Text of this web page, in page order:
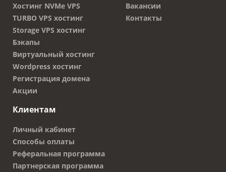
Хостинг NVMe VPS
TURBO VPS хостинг
Storage VPS хостинг
Бэкапы
Виртуальный хостинг
Wordpress хостинг
Регистрация домена
Акции
Вакансии
Контакты
Клиентам
Личный кабинет
Способы оплаты
Реферальная программа
Партнерская программа